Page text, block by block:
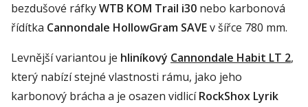
bezdušové ráfkyWTB KOM Trail i30 nebo karbonová
řídítka Cannondale HollowGram SAVEv šířce 780 mm.
Levnější variantou je hliníkový Cannondale Habit LT 2,
který nabízí stejné vlastnosti rámu, jako jeho
karbonový brácha a je osazen vidlicíRockShox Lyrik